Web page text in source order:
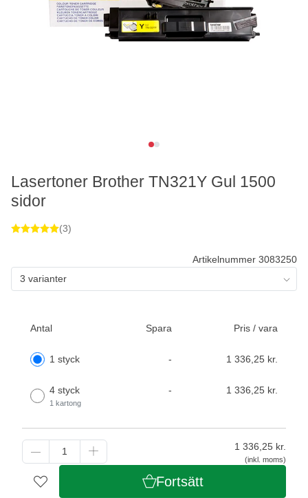
Artikelnummer 3083250
3 varianter
Antal Spara Pris / vara
1 styck - 1 336,25 kr.
4 styck
1 kartong
- 1 336,25 kr.
1 336,25 kr.
(inkl. moms)
Fortsätt
Lasertoner Brother TN321Y Gul 1500
sidor
(3)